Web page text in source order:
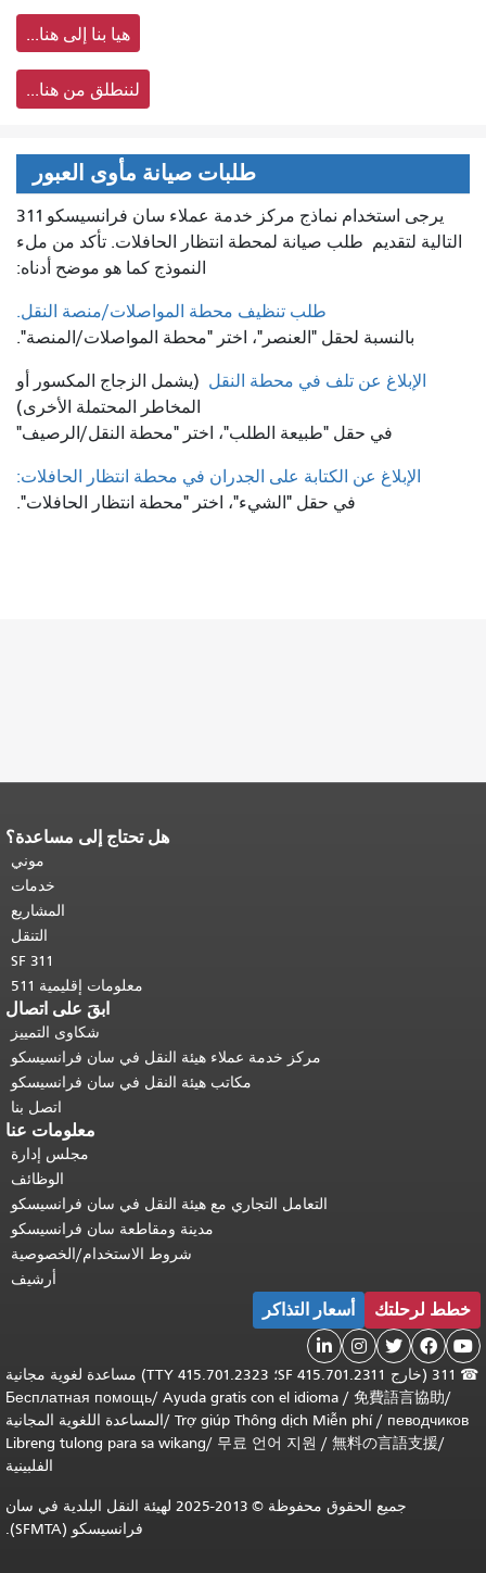
هيا بنا إلى هنا...
لننطلق من هنا...
طلبات صيانة مأوى العبور
يرجى استخدام نماذج مركز خدمة عملاء سان فرانسيسكو 311
التالية لتقديم طلب صيانة لمحطة انتظار الحافلات. تأكد من ملء
النموذج كما هو موضح أدناه:
طلب تنظيف محطة المواصلات/منصة النقل.
بالنسبة لحقل "العنصر"، اختر "محطة المواصلات/المنصة".
الإبلاغ عن تلف في محطة النقل (يشمل الزجاج المكسور أو
المخاطر المحتملة الأخرى)
في حقل "طبيعة الطلب"، اختر "محطة النقل/الرصيف"
الإبلاغ عن الكتابة على الجدران في محطة انتظار الحافلات:
في حقل "الشيء"، اختر "محطة انتظار الحافلات".
هل تحتاج إلى مساعدة؟
موني
خدمات
المشاريع
التنقل
SF 311
معلومات إقليمية 511
ابقَ على اتصال
شكاوى التمييز
مركز خدمة عملاء هيئة النقل في سان فرانسيسكو
مكاتب هيئة النقل في سان فرانسيسكو
اتصل بنا
معلومات عنا
مجلس إدارة
الوظائف
التعامل التجاري مع هيئة النقل في سان فرانسيسكو
مدينة ومقاطعة سان فرانسيسكو
شروط الاستخدام/الخصوصية
أرشيف
خطط لرحلتك أسعار التذاكر





☎
311 (خارج SF 415.701.2311؛ TTY 415.701.2323) مساعدة لغوية مجانية
/
免費語言協助
/
Ayuda gratis con el idioma
/
Бесплатная помощь
певодчиков
/
Trợ giúp Thông dịch Miễn phí
/المساعدة اللغوية المجانية
/
無料の言語支援
/
무료 언어 지원
/
Libreng tulong para sa wikang
الفلبينية
جميع الحقوق محفوظة © 2013-2025 لهيئة النقل البلدية في سان
فرانسيسكو (SFMTA).